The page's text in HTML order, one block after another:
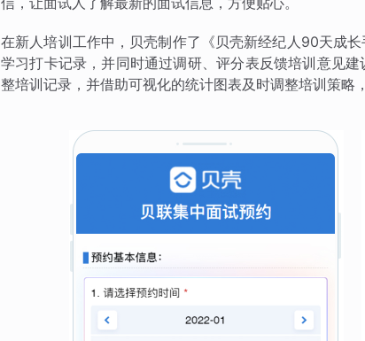
在新人培训工作中，贝壳制作了《贝壳新经纪人90天成
学习打卡记录，并同时通过调研、评分表反馈培训意见
整培训记录，并借助可视化的统计图表及时调整培训策略